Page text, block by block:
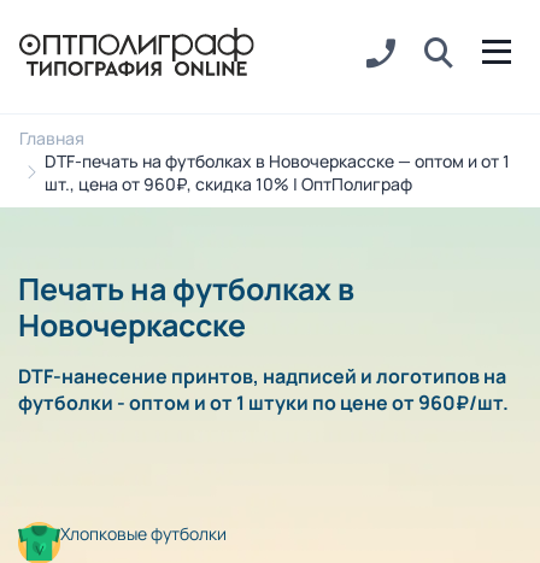
Главная
DTF-печать на футболках в Новочеркасске — оптом и от 1
шт., цена от 960₽, скидка 10% | ОптПолиграф
Печать на футболках в
Новочеркасске
DTF-нанесение принтов, надписей и логотипов на
футболки - оптом и от 1 штуки по цене от 960₽/шт.
Хлопковые футболки